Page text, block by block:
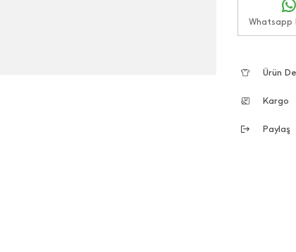
Whatsapp
Ürün
Kargo
Paylaş